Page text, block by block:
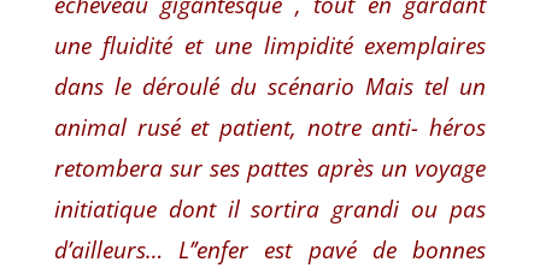
une fluidité et une limpidité exemplaires
dans le déroulé du scénario Mais tel un
animal rusé et patient, notre anti- héros
retombera sur ses pattes après un voyage
initiatique dont il sortira grandi ou pas
d’ailleurs… L’’enfer est pavé de bonnes